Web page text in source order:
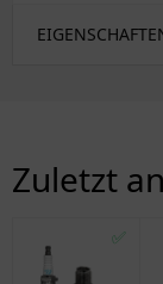
Zuletzt
✅